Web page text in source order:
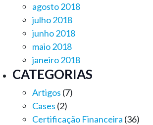
agosto 2018
julho 2018
junho 2018
maio 2018
janeiro 2018
CATEGORIAS
Artigos (7)
Cases (2)
Certificação Financeira (36)